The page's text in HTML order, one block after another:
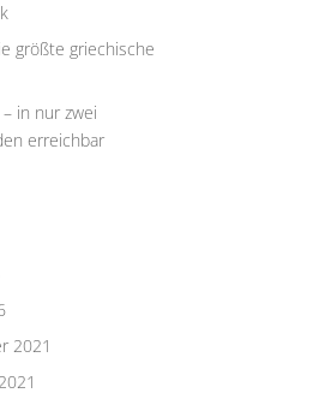
größte griechische
in nur zwei
erreichbar
2021